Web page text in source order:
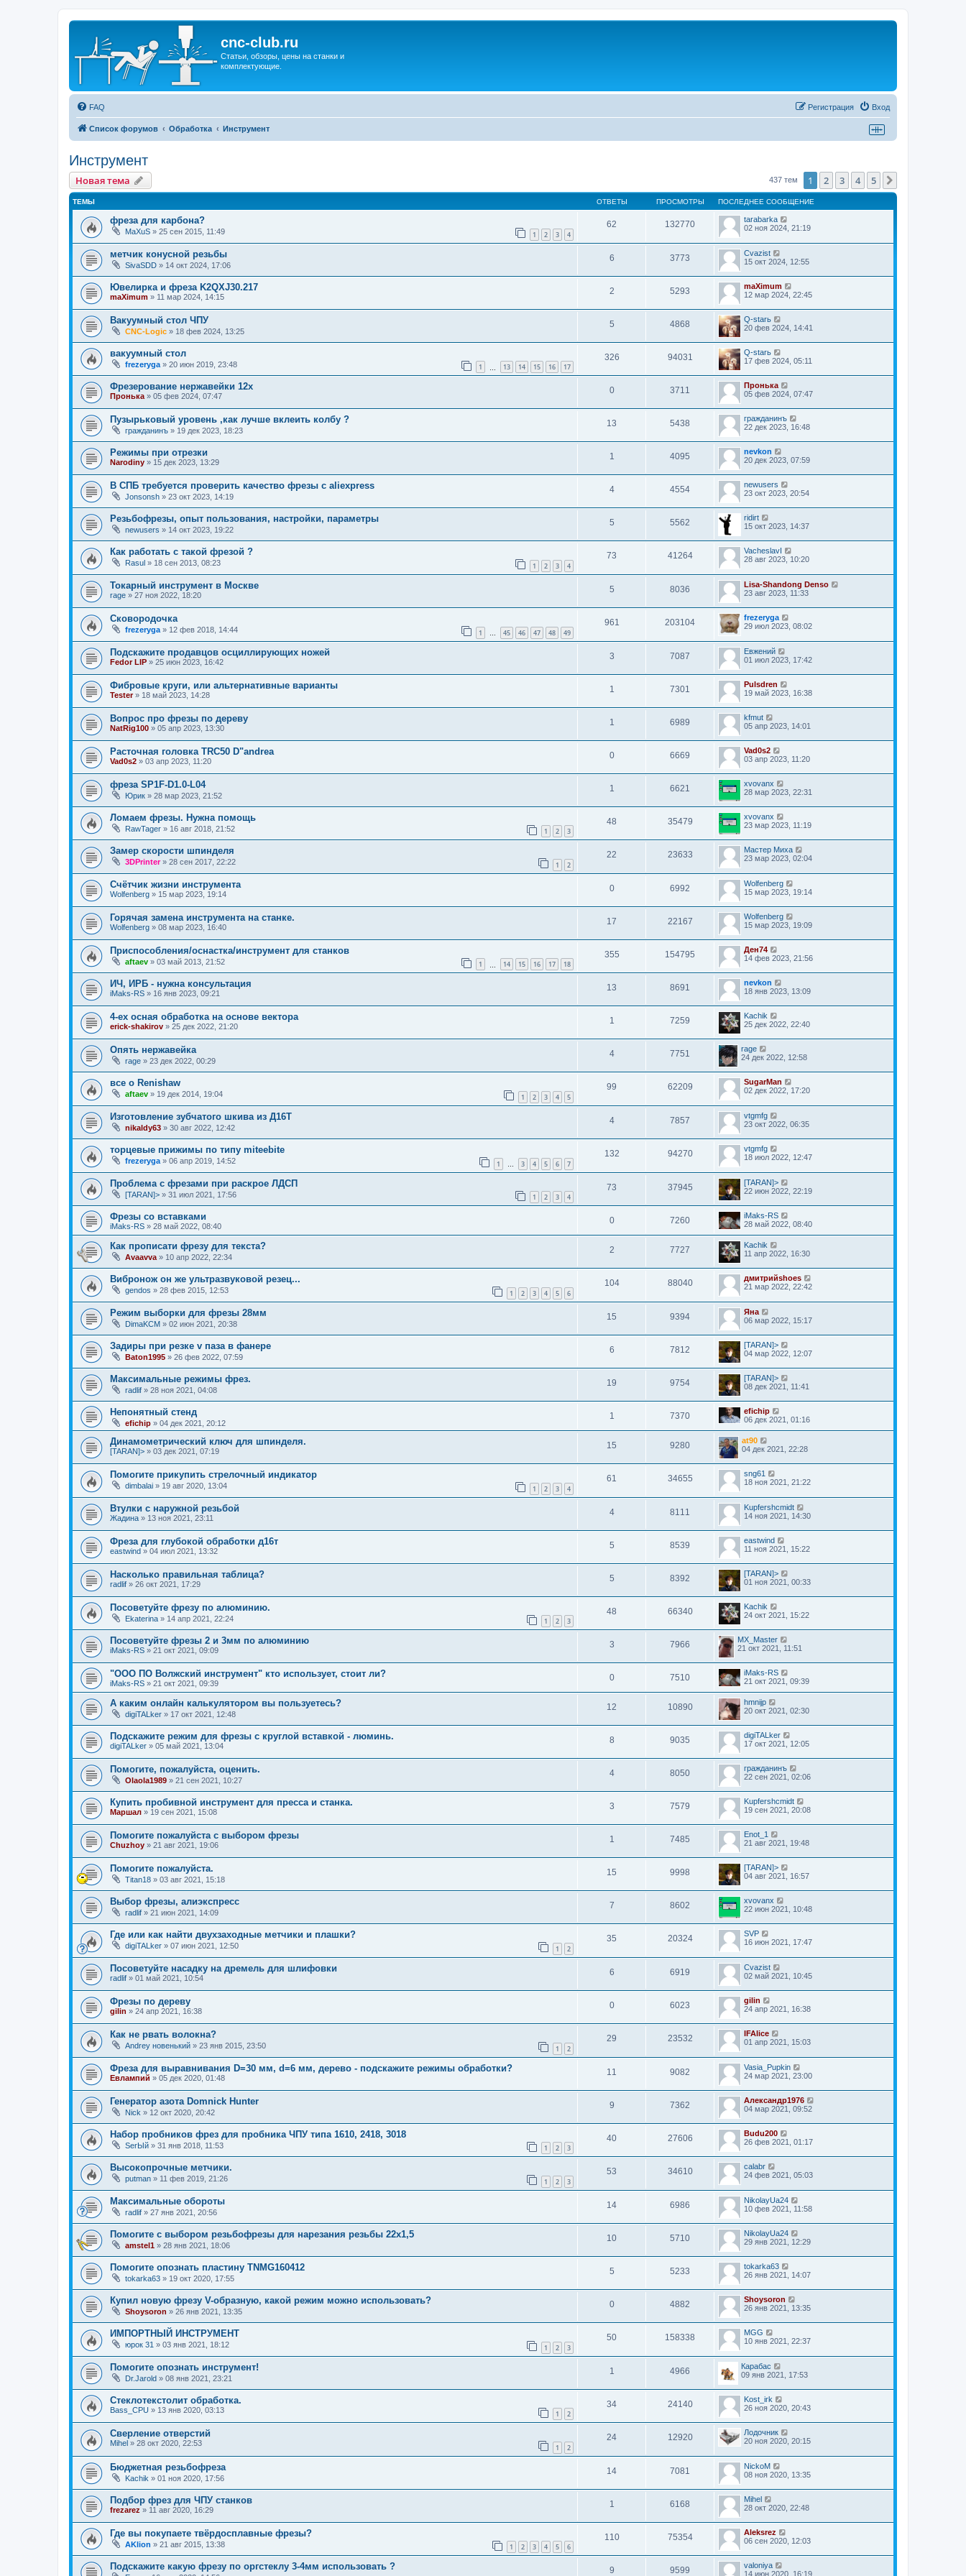
cnc-club.ru
Статьи, обзоры, цены на станки и
комплектующие.
FAQ Вход
Регистрация
Список форумов Обработка Инструмент
Инструмент
Новая тема 437 тем 1 2 3 4 5
ТЕМЫ ОТВЕТЫ ПРОСМОТРЫ ПОСЛЕДНЕЕ СООБЩЕНИЕ
фреза для карбона?
MaXuS » 25 сен 2015, 11:49 1 2 3 4
62 132770
tarabarka
02 ноя 2024, 21:19
метчик конусной резьбы
SivaSDD » 14 окт 2024, 17:06
6 3773
Cvazist
15 окт 2024, 12:55
Ювелирка и фреза K2QXJ30.217
maXimum » 11 мар 2024, 14:15
2 5293
maXimum
12 мар 2024, 22:45
Вакуумный стол ЧПУ
CNC-Logic » 18 фев 2024, 13:25
5 4868
Q-starь
20 фев 2024, 14:41
вакуумный стол
frezeryga » 20 июн 2019, 23:48 1 13 14 15 16 17
326 94031
Q-starь
17 фев 2024, 05:11
Фрезерование нержавейки 12х
Пронька » 05 фев 2024, 07:47
0 3711
Пронька
05 фев 2024, 07:47
Пузырьковый уровень ,как лучше вклеить колбу ?
гражданинъ » 19 дек 2023, 18:23
13 5438
гражданинъ
22 дек 2023, 16:48
Режимы при отрезки
Narodiny » 15 дек 2023, 13:29
1 4095
nevkon
20 дек 2023, 07:59
В СПБ требуется проверить качество фрезы с aliexpress
Jonsonsh » 23 окт 2023, 14:19
4 4554
newusers
23 окт 2023, 20:54
Резьбофрезы, опыт пользования, настройки, параметры
newusers » 14 окт 2023, 19:22
5 5562
ridirt
15 окт 2023, 14:37
Как работать с такой фрезой ?
Rasul » 18 сен 2013, 08:23 1 2 3 4
73 41264
VacheslavI
28 авг 2023, 10:20
Токарный инструмент в Москве
rage » 27 ноя 2022, 18:20
5 8036
Lisa-Shandong Denso
23 авг 2023, 11:33
Сковородочка
frezeryga » 12 фев 2018, 14:44 1 … 45 46 47 48 49
961 203104
frezeryga
29 июл 2023, 08:02
Подскажите продавцов осциллирующих ножей
Fedor LIP » 25 июн 2023, 16:42
3 7087
Евжений
01 июл 2023, 17:42
Фибровые круги, или альтернативные варианты
Tester» 18 май 2023, 14:28
1 7301
Pulsdren
19 май 2023, 16:38
Вопрос про фрезы по дереву
NatRig100 » 05 апр 2023, 13:30
1 6989
kfmut
05 апр 2023, 14:01
Расточная головка TRC50 D"andrea
Vad0s2 » 03 апр 2023, 11:20
0 6669
Vad0s2
03 апр 2023, 11:20
фреза SP1F-D1.0-L04
Юрик » 28 мар 2023, 21:52
1 6621
xvovanx
28 мар 2023, 22:31
Ломаем фрезы. Нужна помощь
RawTager » 16 авг 2018, 21:52 1 2 3
48 35479
xvovanx
23 мар 2023, 11:19
Замер скорости шпинделя
3DPrinter» 28 сен 2017, 22:22 1 2
22 23633
Мастер Миха
23 мар 2023, 02:04
Счëтчик жизни инструмента
Wolfenberg » 15 мар 2023, 19:14
0 6992
Wolfenberg
15 мар 2023, 19:14
Горячая замена инструмента на станке.
Wolfenberg » 08 мар 2023, 16:40
17 22167
Wolfenberg
15 мар 2023, 19:09
Приспособления/оснастка/инструмент для станков
aftaev » 03 май 2013, 21:52 1 14 15 16 17 18
355 154795
Ден74
14 фев 2023, 21:56
ИЧ, ИРБ - нужна консультация
iMaks-RS » 16 янв 2023, 09:21
13 8691
nevkon
18 янв 2023, 13:09
4-ех осная обработка на основе вектора
erick-shakirov » 25 дек 2022, 21:20
1 7259
Kachik
25 дек 2022, 22:40
Опять нержавейка
rage » 23 дек 2022, 00:29
4 7751
rage
24 дек 2022, 12:58
все о Renishaw
aftaev » 19 дек 2014, 19:04 1 2 3 4 5
99 62209
SugarMan
02 дек 2022, 17:20
Изготовление зубчатого шкива из Д16Т
nikaldy63 » 30 авг 2022, 12:42
4 7857
vtgmfg
23 окт 2022, 06:35
торцевые прижимы по типу miteebite
frezeryga » 06 апр 2019, 14:52 1 … 3 4 5 6 7
132 94270
vtgmfg
18 июл 2022, 12:47
Проблема с фрезами при раскрое ЛДСП
[TARAN]> » 31 июл 2021, 17:56 1 2 3 4
73 37945
[TARAN]>
22 июн 2022, 22:19
Фрезы со вставками
iMaks-RS » 28 май 2022, 08:40
0 7260
iMaks-RS
28 май 2022, 08:40
Как прописати фрезу для текста?
Avaavva» 10 апр 2022, 22:34
2 7727
Kachik
11 апр 2022, 16:30
Вибронож он же ультразвуковой резец...
gendos » 28 фев 2015, 12:53 1 2 3 4 5 6
104 88040
дмитрийshoes
21 мар 2022, 22:42
Режим выборки для фрезы 28мм
DimaKCM » 02 июн 2021, 20:38
15 9394
Яна
06 мар 2022, 15:17
Задиры при резке v паза в фанере
Baton1995 » 26 фев 2022, 07:59
6 7812
[TARAN]>
04 мар 2022, 12:07
Максимальные режимы фрез.
radlif » 28 ноя 2021, 04:08
19 9754
[TARAN]>
08 дек 2021, 11:41
Непонятный стенд
efichip » 04 дек 2021, 20:12
1 7370
efichip
06 дек 2021, 01:16
Динамометрический ключ для шпинделя.
[TARAN]> » 03 дек 2021, 07:19
15 9280
at90
04 дек 2021, 22:28
Помогите прикупить стрелочный индикатор
dimbalai » 19 авг 2020, 13:04 1 2 3 4
61 34655
sng61
18 ноя 2021, 21:22
Втулки с наружной резьбой
Жадина » 13 ноя 2021, 23:11
4 8111
Kupfershcmidt
14 ноя 2021, 14:30
Фреза для глубокой обработки д16т
eastwind » 04 июл 2021, 13:32
5 8539
eastwind
11 ноя 2021, 15:22
Насколько правильная таблица?
radlif » 26 окт 2021, 17:29
5 8392
[TARAN]>
01 ноя 2021, 00:33
Посоветуйте фрезу по алюминию.
Ekaterina » 14 апр 2021, 22:24 1 2 3
48 66340
Kachik
24 окт 2021, 15:22
Посоветуйте фрезы 2 и 3мм по алюминию
iMaks-RS » 21 окт 2021, 09:09
3 7966
MX_Master
21 окт 2021, 11:51
"ООО ПО Волжский инструмент" кто использует, стоит ли?
iMaks-RS » 21 окт 2021, 09:39
0 7510
iMaks-RS
21 окт 2021, 09:39
А каким онлайн калькулятором вы пользуетесь?
digiTALker » 17 окт 2021, 12:48
12 10890
hmnijp
20 окт 2021, 02:30
Подскажите режим для фрезы с круглой вставкой - люминь.
digiTALker » 05 май 2021, 13:04
8 9035
digiTALker
17 окт 2021, 12:05
Помогите, пожалуйста, оценить.
Olaola1989 » 21 сен 2021, 10:27
4 8050
гражданинъ
22 сен 2021, 02:06
Купить пробивной инструмент для пресса и станка.
Маршал » 19 сен 2021, 15:08
3 7579
Kupfershcmidt
19 сен 2021, 20:08
Помогите пожалуйста с выбором фрезы
Chuzhoy » 21 авг 2021, 19:06
1 7485
Enot_1
21 авг 2021, 19:48
Помогите пожалуйста.
Titan18 » 03 авг 2021, 15:18
15 9998
[TARAN]>
04 авг 2021, 16:57
Выбор фрезы, алиэкспресс
radlif » 21 июн 2021, 14:09
7 8602
xvovanx
22 июн 2021, 10:48
Где или как найти двухзаходные метчики и плашки?
digiTALker » 07 июн 2021, 12:50 1 2
35 20324
SVP
16 июн 2021, 17:47
Посоветуйте насадку на дремель для шлифовки
radlif » 01 май 2021, 10:54
6 6919
Cvazist
02 май 2021, 10:45
Фрезы по дереву
gilin » 24 апр 2021, 16:38
0 6023
gilin
24 апр 2021, 16:38
Как не рвать волокна?
Andrey новенький » 23 янв 2015, 23:50 1 2
29 23532
IFAlice
01 апр 2021, 15:03
Фреза для выравнивания D=30 мм, d=6 мм, дерево - подскажите режимы обработки?
Евлампий » 05 дек 2020, 01:48
11 9082
Vasia_Pupkin
24 мар 2021, 23:00
Генератор азота Domnick Hunter
Nick » 12 окт 2020, 20:42
9 7362
Александр1976
04 мар 2021, 09:52
Набор пробников фрез для пробника ЧПУ типа 1610, 2418, 3018
SerЫй » 31 янв 2018, 11:53 1 2 3
40 27606
Budu200
26 фев 2021, 01:17
Высокопрочные метчики.
putman » 11 фев 2019, 21:26 1 2 3
53 34610
calabr
24 фев 2021, 05:03
Максимальные обороты
radlif » 27 янв 2021, 20:56
14 6986
NikolayUa24
10 фев 2021, 11:58
Помогите с выбором резьбофрезы для нарезания резьбы 22х1,5
amstel1 » 28 янв 2021, 18:06
10 5710
NikolayUa24
29 янв 2021, 12:29
Помогите опознать пластину TNMG160412
tokarka63 » 19 окт 2020, 17:55
5 5233
tokarka63
26 янв 2021, 14:07
Купил новую фрезу V-образную, какой режим можно использовать?
Shoysoron » 26 янв 2021, 13:35
0 4882
Shoysoron
26 янв 2021, 13:35
ИМПОРТНЫЙ ИНСТРУМЕНТ
юрок 31 » 03 янв 2021, 18:12 1 2 3
50 158338
MGG
10 янв 2021, 22:37
Помогите опознать инструмент!
Dr.Jarold » 08 янв 2021, 23:21
1 4966
Карабас
09 янв 2021, 17:53
Стеклотекстолит обработка.
Bass_CPU » 13 янв 2020, 03:13 1 2
34 24140
Kost_irk
26 ноя 2020, 20:43
Сверление отверстий
Mihel » 28 окт 2020, 22:53 1 2
24 12920
Лодочник
20 ноя 2020, 20:15
Бюджетная резьбофреза
Kachik » 01 ноя 2020, 17:56
14 7081
NickoM
08 ноя 2020, 13:35
Подбор фрез для ЧПУ станков
frezarez » 11 авг 2020, 16:29
1 6168
Mihel
28 окт 2020, 22:48
Где вы покупаете твёрдосплавные фрезы?
AKlion » 21 авг 2015, 13:38 1 2 3 4 5 6
110 75354
Aleksrez
06 сен 2020, 12:03
Подскажите какую фрезу по оргстеклу 3-4мм использовать ? 9 9599
valoniya
14 июн 2020, 16:19